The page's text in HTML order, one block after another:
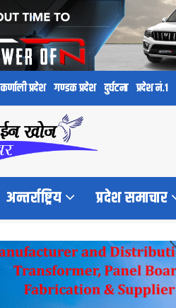
कर्णाली प्रदेश गण्डक प्रदेश दुर्घटना प्रदेश नं.१
अन्तर्राष्ट्रिय प्रदेश समाचार